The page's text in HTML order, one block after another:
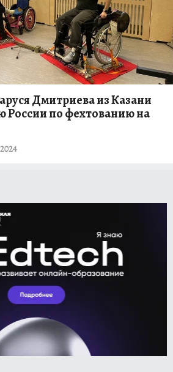
Дмитриева из Казани
России по фехтованию на